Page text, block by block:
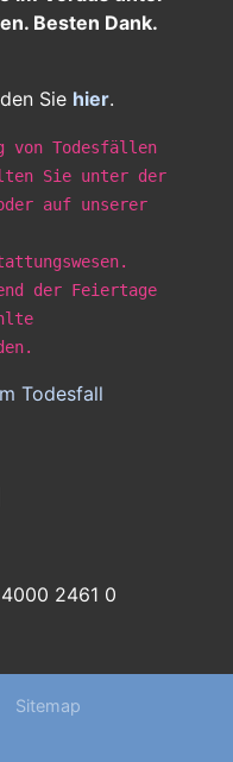
Besten Dank.
Sie hier.
von Todesfällen
Sie unter der
auf unserer
der Feiertage
Todesfall
2461 0
Sitemap